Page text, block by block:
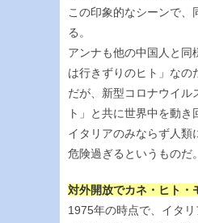
この印象的なシーンで、
る。
アンナも他の中国人と同
は行きずりのヒト」なの
だが、新型コロナウイル
ト」と共に世界中を動き
イタリアのみならず人類
危険過ぎるというものだ。
対外開放でカネ・ヒト・
1975年の時点で、イタ